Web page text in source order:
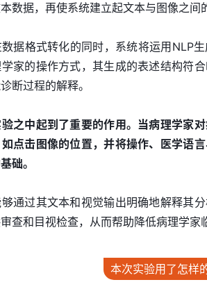
数据，再使系统建立起文本与图像之间
据格式转化的同时，系统将运用NLP
家的操作方式，其生成的表述结构符
断过程的解释。
之中起到了重要的作用。当病理学家
点击图像的位置，并将操作、医学语
础。
通过其文本和视觉输出明确地解释其
查和目视检查，从而帮助降低病理学家
本次实验用了怎样